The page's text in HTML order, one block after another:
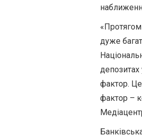
«
дуже
фактор.
фактор –